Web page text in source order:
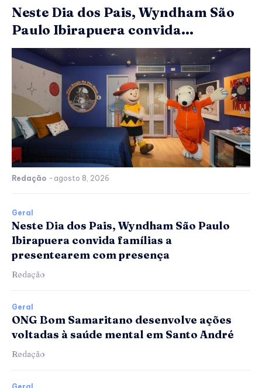
Neste Dia dos Pais, Wyndham São
Paulo Ibirapuera convida...
Redação - agosto 8, 2026
Geral
Neste Dia dos Pais, Wyndham São Paulo
Ibirapuera convida famílias a
presentearem com presença
Redação
Geral
ONG Bom Samaritano desenvolve ações
voltadas à saúde mental em Santo André
Redação